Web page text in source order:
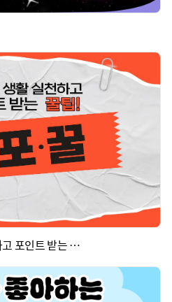
탄포꿀 : 탄소중립 생활 실천하고 포인트 받는 꿀팁